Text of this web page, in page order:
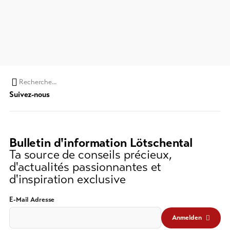
Chaine
de
recherche
moins
3
caractères)
Suivez-nous
Bulletin d'information Lötschental
Ta source de conseils précieux,
d'actualités passionnantes et
d'inspiration exclusive
E-Mail Adresse
Anmelden